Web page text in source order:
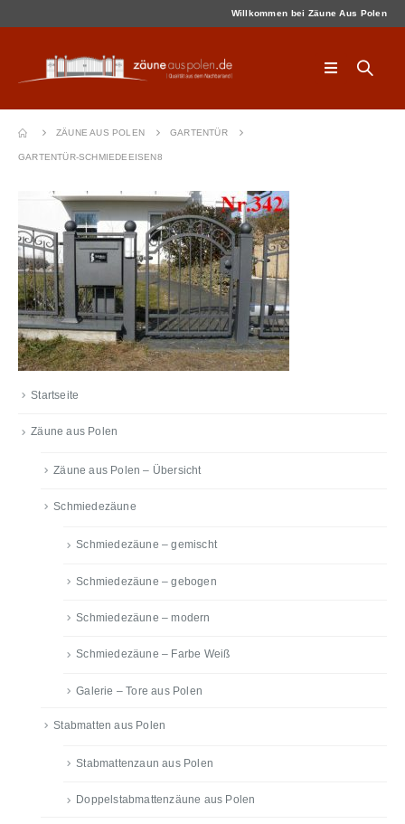
Willkommen bei Zäune Aus Polen
ZÄUNE AUS POLEN GARTENTÜR
GARTENTÜR-SCHMIEDEEISEN8
Startseite
Zäune aus Polen
Zäune aus Polen – Übersicht
Schmiedezäune
Schmiedezäune – gemischt
Schmiedezäune – gebogen
Schmiedezäune – modern
Schmiedezäune – Farbe Weiß
Galerie – Tore aus Polen
Stabmatten aus Polen
Stabmattenzaun aus Polen
Doppelstabmattenzäune aus Polen